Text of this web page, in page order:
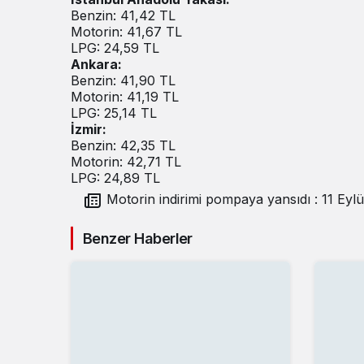
Benzin: 41,42 TL
Motorin: 41,67 TL
LPG: 24,59 TL
Ankara:
Benzin: 41,90 TL
Motorin: 41,19 TL
LPG: 25,14 TL
İzmir:
Benzin: 42,35 TL
Motorin: 42,71 TL
LPG: 24,89 TL
Benzer Haberler